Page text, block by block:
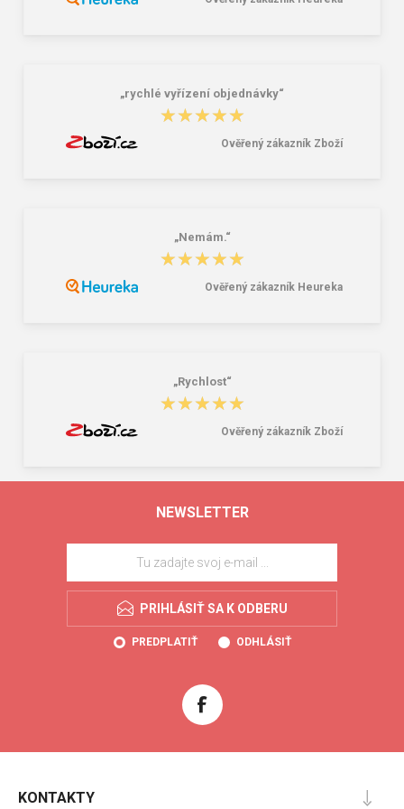
„rychlé vyřízení objednávky“
★★★★★
★★★★★
Ověřený zákazník Zboží
„Nemám.“
★★★★★
★★★★★
Ověřený zákazník Heureka
„Rychlost“
★★★★★
★★★★★
Ověřený zákazník Zboží
NEWSLETTER
PRIHLÁSIŤ SA K ODBERU
PREDPLATIŤ ODHLÁSIŤ
KONTAKTY